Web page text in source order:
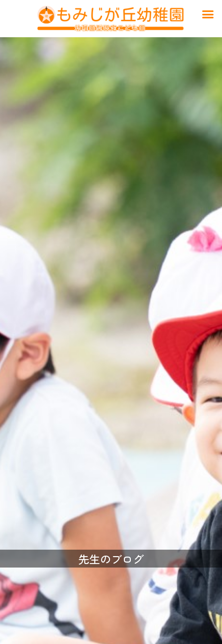
先生のブログ